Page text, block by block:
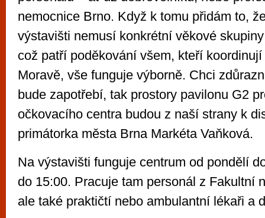
nemocnice Brno. Když k tomu přidám to,
výstavišti nemusí konkrétní věkové
což patří poděkování všem, kteří
Moravě, vše funguje výborně. Chci
bude zapotřebí, tak prostory pavilonu G2
očkovacího centra budou z naší strany k
primátorka města Brna Markéta Vaňková.
Na výstavišti funguje centrum od pondělí
do 15:00. Pracuje tam personál z Fakultní
ale také praktičtí nebo ambulantní lékaři a